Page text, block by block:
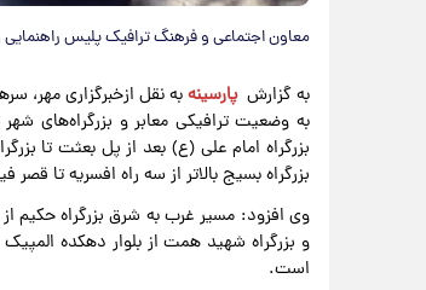
معاون اجتماعی و فرهنگ ترافیک پلیس راهنمایی و
به گزارش پارسینهبه نقل ازخبرگزاری مهر،
بزرگراه امام علی (ع) بعد از پل بعثت تا
بزرگراه بسیج بالاتر از سه راه افسریه تا
وی افزود: مسیر غرب به شرق بزرگراه حکیم از
و بزرگراه شهید همت از بلوار دهکده
است.